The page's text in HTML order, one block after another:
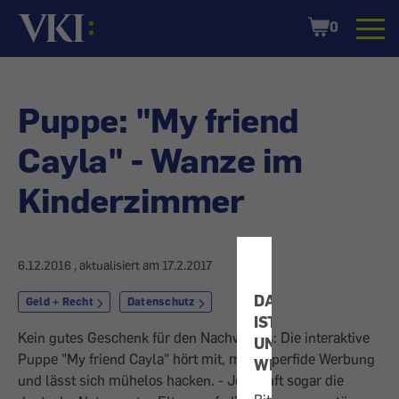
DATENSCHUTZ
IST
UNS
WICHTIG!
Startseite
Shopping
Cart
0
Puppe: "My friend
Cayla" - Wanze im
Kinderzimmer
6.12.2016 , aktualisiert am 17.2.2017
Geld + Recht Datenschutz
Kein gutes Geschenk für den Nachwuchs: Die interaktive
Puppe "My friend Cayla" hört mit, macht perfide Werbung
und lässt sich mühelos hacken. - Jetzt ruft sogar die